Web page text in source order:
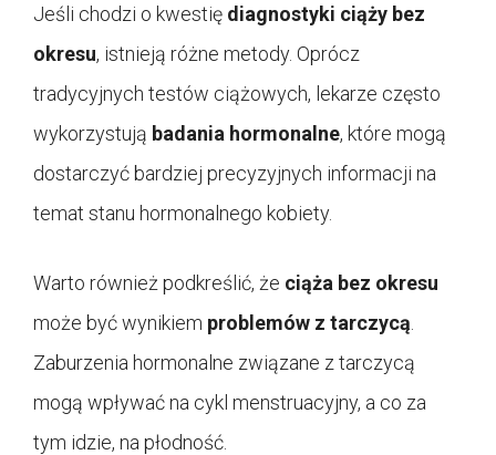
Jeśli chodzi o kwestię diagnostyki ciąży bez
okresu, istnieją różne metody. Oprócz
tradycyjnych testów ciążowych, lekarze często
wykorzystują badania hormonalne, które mogą
dostarczyć bardziej precyzyjnych informacji na
temat stanu hormonalnego kobiety.
Warto również podkreślić, że ciąża bez okresu
może być wynikiem problemów z tarczycą
Zaburzenia hormonalne związane z tarczycą
mogą wpływać na cykl menstruacyjny, a co za
tym idzie, na płodność.